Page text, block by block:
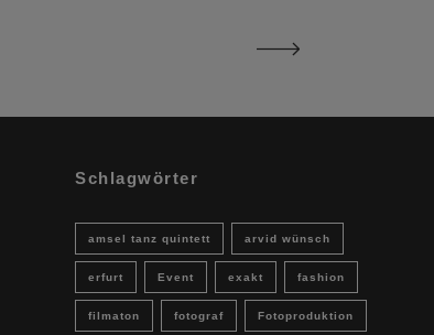
Schlagwörter
amsel tanz quintett arvid wünsch
erfurt Event exakt fashion
filmaton fotograf Fotoproduktion